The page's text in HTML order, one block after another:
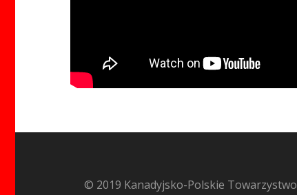
© 2019 Kanadyjsko-Polskie Towarzystwo